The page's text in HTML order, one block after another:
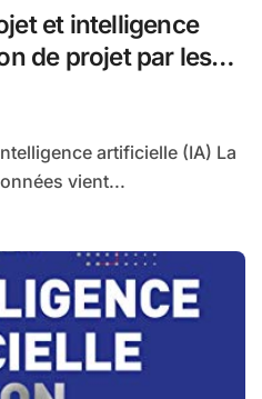
et intelligence
de projet par les
vient...